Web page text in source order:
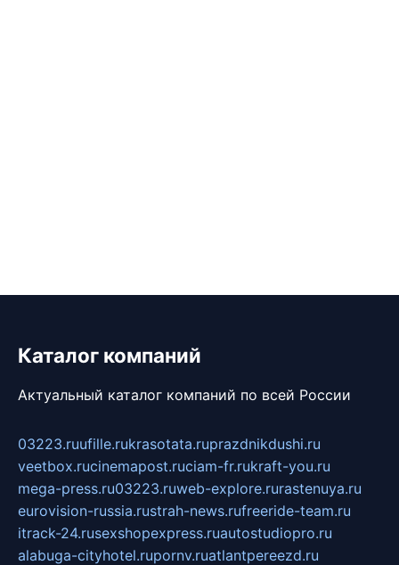
Каталог компаний
Актуальный каталог компаний по всей России
03223.ruufille.rukrasotata.ruprazdnikdushi.ru
veetbox.rucinemapost.ruciam-fr.rukraft-you.ru
mega-press.ru03223.ruweb-explore.rurastenuya.ru
eurovision-russia.rustrah-news.rufreeride-team.ru
itrack-24.rusexshopexpress.ruautostudiopro.ru
alabuga-cityhotel.rupornv.ruatlantpereezd.ru